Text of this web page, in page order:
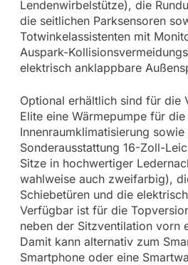
Lendenwirbelstütze), die
die seitlichen Parksensoren
Totwinkelassistenten mit
Auspark-
elektrisch anklappbare
Optional erhältlich sind für die
Elite eine Wärmepumpe für die
Innenraumklimatisierung
Sonderausstattung 16-Zoll-
Sitze in hochwertiger
wahlweise auch zweifarbig),
Schiebetüren und die
Verfügbar ist für die
neben der Sitzventilation vorn
Damit kann alternativ zum
Smartphone oder eine